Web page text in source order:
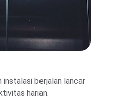
berjalan lancar
harian.